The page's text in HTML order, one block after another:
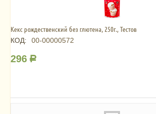
Кекс рождественский без глютена, 250г., Тестов
КОД: 00-00000572
296 Р